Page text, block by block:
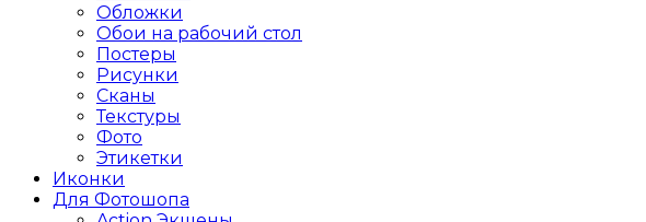
Обложки
Обои на рабочий стол
Постеры
Рисунки
Сканы
Текстуры
Фото
Этикетки
Иконки
Для Фотошопа